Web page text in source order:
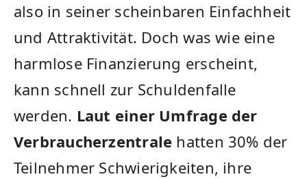
also in seiner scheinbaren Einfachheit
und Attraktivität. Doch was wie eine
harmlose Finanzierung erscheint,
kann schnell zur Schuldenfalle
werden. Laut einer Umfrage der
Verbraucherzentrale hatten 30% der
Teilnehmer Schwierigkeiten, ihre